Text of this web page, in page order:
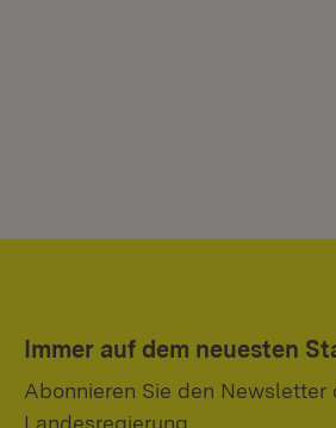
Immer auf dem neuesten
Abonnieren Sie den Newsletter
Landesregierung.